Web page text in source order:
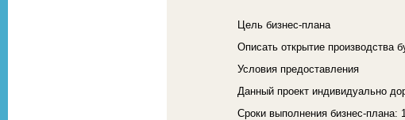
Цель бизнес-плана
Описать открытие производства
Условия предоставления
Данный проект индивидуально
Сроки выполнения бизнес-плана: